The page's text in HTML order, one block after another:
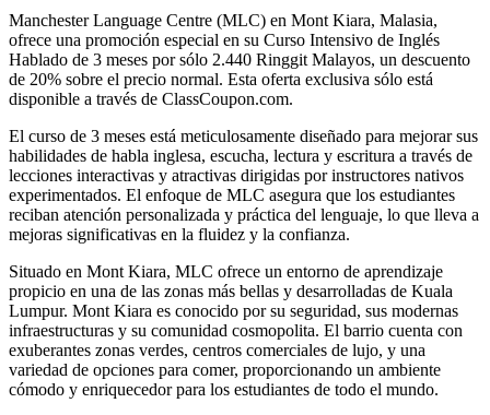
Manchester Language Centre (MLC) en Mont Kiara, Malasia,
ofrece una promoción especial en su Curso Intensivo de Inglés
Hablado de 3 meses por sólo 2.440 Ringgit Malayos, un descuento
de 20% sobre el precio normal. Esta oferta exclusiva sólo está
disponible a través de ClassCoupon.com.
El curso de 3 meses está meticulosamente diseñado para mejorar sus
habilidades de habla inglesa, escucha, lectura y escritura a través de
lecciones interactivas y atractivas dirigidas por instructores nativos
experimentados. El enfoque de MLC asegura que los estudiantes
reciban atención personalizada y práctica del lenguaje, lo que lleva a
mejoras significativas en la fluidez y la confianza.
Situado en Mont Kiara, MLC ofrece un entorno de aprendizaje
propicio en una de las zonas más bellas y desarrolladas de Kuala
Lumpur. Mont Kiara es conocido por su seguridad, sus modernas
infraestructuras y su comunidad cosmopolita. El barrio cuenta con
exuberantes zonas verdes, centros comerciales de lujo, y una
variedad de opciones para comer, proporcionando un ambiente
cómodo y enriquecedor para los estudiantes de todo el mundo.